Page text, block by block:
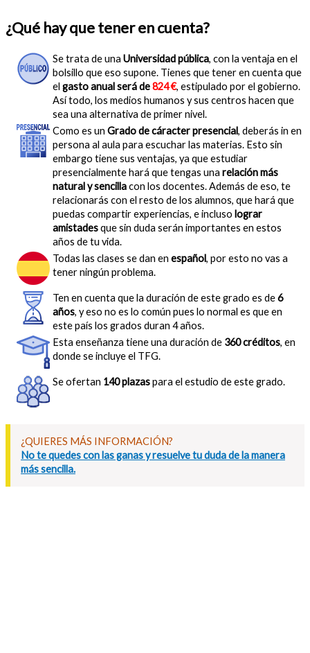
¿Qué hay que tener en cuenta?
Se trata de una Universidad pública, con la ventaja en el
bolsillo que eso supone. Tienes que tener en cuenta que
el gasto anual será de824 €, estipulado por el gobierno.
Así todo, los medios humanos y sus centros hacen que
sea una alternativa de primer nivel.
Como es un Grado de cáracter presencial, deberás in en
persona al aula para escuchar las materias. Esto sin
embargo tiene sus ventajas, ya que estudiar
presencialmente hará que tengas una relación más
natural y sencillacon los docentes. Además de eso, te
relacionarás con el resto de los alumnos, que hará que
puedas compartir experiencias, e incluso lograr
amistadesque sin duda serán importantes en estos
años de tu vida.
Todas las clases se dan en español, por esto no vas a
tener ningún problema.
Ten en cuenta que la duración de este grado es de6
años, y eso no es lo común pues lo normal es que en
este país los grados duran 4 años.
Esta enseñanza tiene una duración de 360 créditos, en
donde se incluye el TFG.
Se ofertan 140 plazaspara el estudio de este grado.
¿QUIERES MÁS INFORMACIÓN?
No te quedes con las ganas y resuelve tu duda de la manera
más sencilla.